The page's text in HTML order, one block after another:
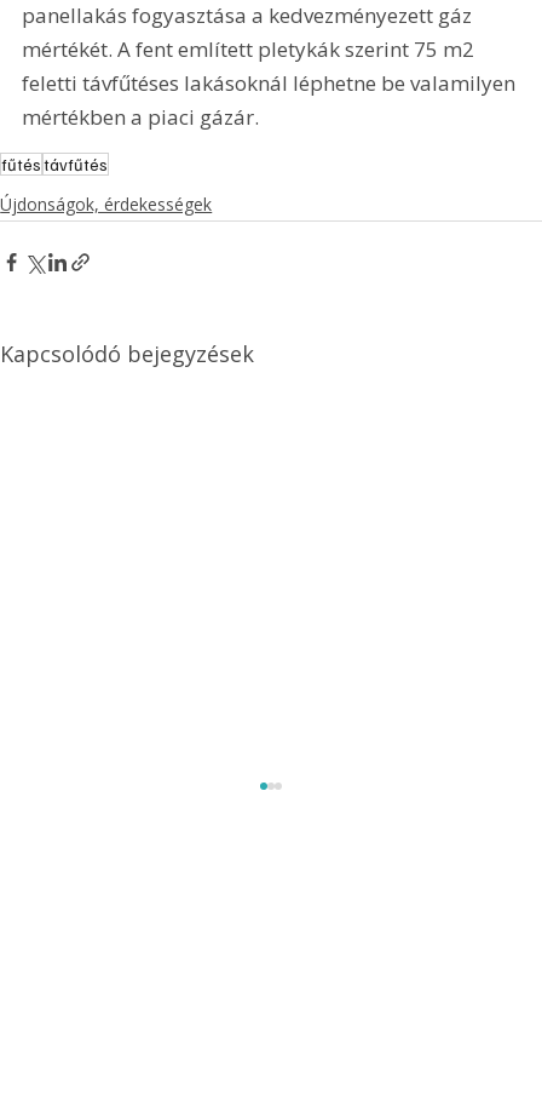
panellakás fogyasztása a kedvezményezett gáz
mértékét. A fent említett pletykák szerint 75 m2
feletti távfűtéses lakásoknál léphetne be valamilyen
mértékben a piaci gázár.
fűtéstávfűtés
Újdonságok, érdekességek
Kapcsolódó bejegyzések